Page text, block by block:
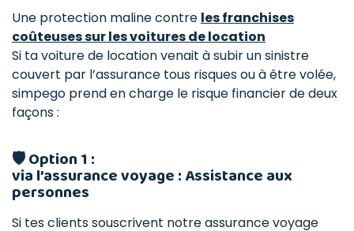
Une protection maline contre les franchises
coûteuses sur les voitures de location
Si ta voiture de location venait à subir un sinistre
couvert par l’assurance tous risques ou à être volée,
simpego prend en charge le risque financier de deux
façons :
🛡️Option 1 :
via l’assurance voyage : Assistance aux
personnes
Si tes clients souscrivent notre assurance voyage